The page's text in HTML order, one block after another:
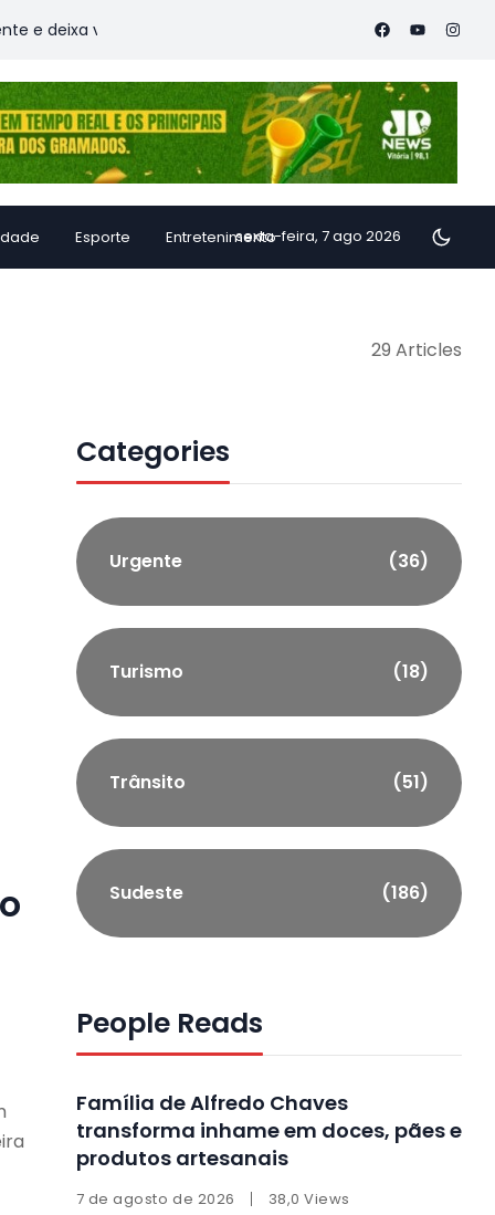
vítimas Família de Alfredo Chaves transforma inhame
Esporte Entretenimentosexta-feira, 7 ago 2026
29 Articles
Categories
Urgente (36)
Turismo (18)
Trânsito (51)
Sudeste (186)
People Reads
Família de Alfredo Chaves
transforma inhame em doces, pães e
produtos artesanais
7 de agosto de 2026 38,0 Views